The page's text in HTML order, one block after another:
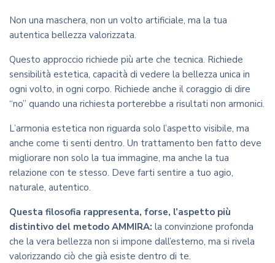
Non una maschera, non un volto artificiale, ma la tua
autentica bellezza valorizzata.
Questo approccio richiede più arte che tecnica. Richiede
sensibilità estetica, capacità di vedere la bellezza unica in
ogni volto, in ogni corpo. Richiede anche il coraggio di dire
“no” quando una richiesta porterebbe a risultati non armonici.
L’armonia estetica non riguarda solo l’aspetto visibile, ma
anche come ti senti dentro. Un trattamento ben fatto deve
migliorare non solo la tua immagine, ma anche la tua
relazione con te stesso. Deve farti sentire a tuo agio,
naturale, autentico.
Questa filosofia rappresenta, forse, l’aspetto più
distintivo del metodo AMMIRA: la convinzione profonda
che la vera bellezza non si impone dall’esterno, ma si rivela
valorizzando ciò che già esiste dentro di te.